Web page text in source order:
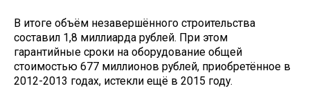
В итоге объём незавершённого строительства
составил 1,8 миллиарда рублей. При этом
гарантийные сроки на оборудование общей
стоимостью 677 миллионов рублей, приобретённое в
2012-2013 годах, истекли ещё в 2015 году.